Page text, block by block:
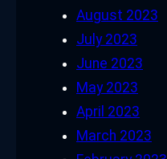
August 2023
July 2023
June 2023
May 2023
April 2023
March 2023